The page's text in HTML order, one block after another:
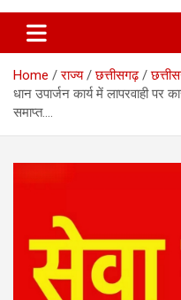
Home राज्य छत्तीसगढ़
धान उपार्जन कार्य में लापरवाही पर
समाप्त….